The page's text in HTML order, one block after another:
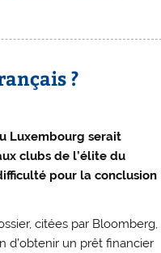
?
Luxembourg serait
clubs de l’élite du
pour la conclusion
citées par Bloomberg,
d’obtenir un prêt financier